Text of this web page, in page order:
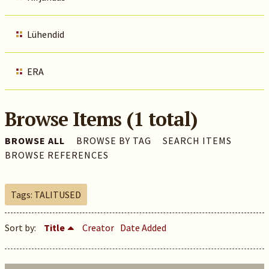
Lühendid
ERA
Browse Items (1 total)
BROWSE ALL BROWSE BY TAG
SEARCH ITEMS
BROWSE REFERENCES
Tags: TALITUSED
Sort by: Title Creator Date Added